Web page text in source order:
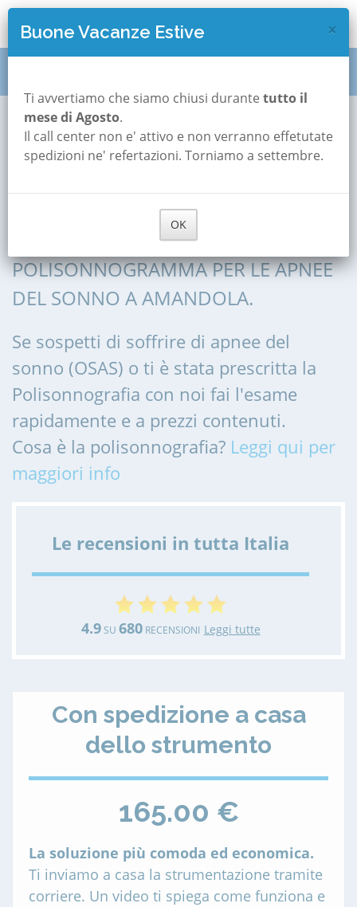
Polisonnografia a
Amandola
POLISONNOGRAFIA, POLIGRAFIA,
POLISONNOGRAMMA PER LE APNEE
DEL SONNO A AMANDOLA.
Se sospetti di soffrire di apnee del
sonno (OSAS) o ti è stata prescritta la
Polisonnografia con noi fai l'esame
rapidamente e a prezzi contenuti.
Cosa è la polisonnografia? Leggi qui per
maggiori info
Le recensioni in tutta Italia
4.9SU 680RECENSIONI Leggi tutte
Con spedizione a casa
dello strumento
165.00 €
La soluzione più comoda ed economica.
Ti inviamo a casa la strumentazione tramite
corriere. Un video ti spiega come funziona e
×
Buone Vacanze Estive
Ti avvertiamo che siamo chiusi durante tutto il
mese di Agosto.
Il call center non e' attivo e non verranno effetutate
spedizioni ne' refertazioni. Torniamo a settembre.
OK